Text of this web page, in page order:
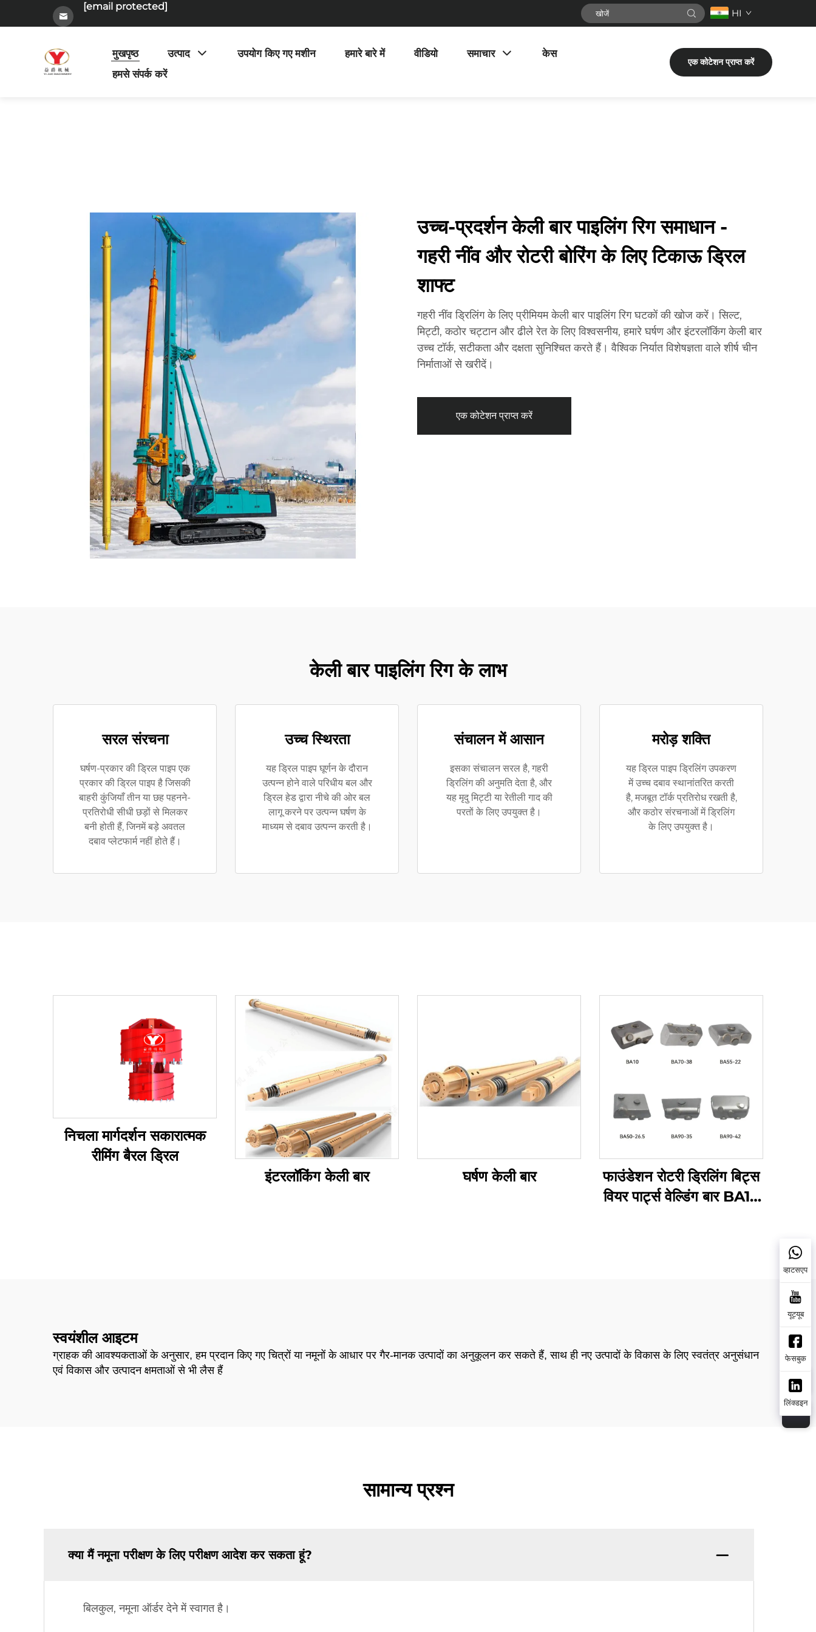
[email protected]
HI
मुखपृष्ठ उत्पाद उपयोग किए गए मशीन हमारे बारे में वीडियो समाचार
केस
हमसे संपर्क करें
एक कोटेशन प्राप्त करें
उच्च-प्रदर्शन केली बार पाइलिंग रिग समाधान -
गहरी नींव और रोटरी बोरिंग के लिए टिकाऊ ड्रिल
शाफ्ट
गहरी नींव ड्रिलिंग के लिए प्रीमियम केली बार पाइलिंग रिग घटकों की खोज करें। सिल्ट,
मिट्टी, कठोर चट्टान और ढीले रेत के लिए विश्वसनीय, हमारे घर्षण और इंटरलॉकिंग केली बार
उच्च टॉर्क, सटीकता और दक्षता सुनिश्चित करते हैं। वैश्विक निर्यात विशेषज्ञता वाले शीर्ष चीन
निर्माताओं से खरीदें।
एक कोटेशन प्राप्त करें
केली बार पाइलिंग रिग के लाभ
सरल संरचना
घर्षण-प्रकार की ड्रिल पाइप एक
प्रकार की ड्रिल पाइप है जिसकी
बाहरी कुंजियाँ तीन या छह पहनने-
प्रतिरोधी सीधी छड़ों से मिलकर
बनी होती हैं, जिनमें बड़े अवतल
दबाव प्लेटफार्म नहीं होते हैं।
उच्च स्थिरता
यह ड्रिल पाइप घूर्णन के दौरान
उत्पन्न होने वाले परिधीय बल और
ड्रिल हेड द्वारा नीचे की ओर बल
लागू करने पर उत्पन्न घर्षण के
माध्यम से दबाव उत्पन्न करती है।
संचालन में आसान
इसका संचालन सरल है, गहरी
ड्रिलिंग की अनुमति देता है, और
यह मृदु मिट्टी या रेतीली गाद की
परतों के लिए उपयुक्त है।
मरोड़ शक्ति
यह ड्रिल पाइप ड्रिलिंग उपकरण
में उच्च दबाव स्थानांतरित करती
है, मजबूत टॉर्क प्रतिरोध रखती है,
और कठोर संरचनाओं में ड्रिलिंग
के लिए उपयुक्त है।
निचला मार्गदर्शन सकारात्मक
रीमिंग बैरल ड्रिल
इंटरलॉकिंग केली बार
घर्षण केली बार
फाउंडेशन रोटरी ड्रिलिंग बिट्स
वियर पार्ट्स वेल्डिंग बार BA10
स्वयंशील आइटम
ग्राहक की आवश्यकताओं के अनुसार, हम प्रदान किए गए चित्रों या नमूनों के आधार पर गैर-मानक उत्पादों का अनुकूलन कर सकते हैं, साथ ही नए उत्पादों के विकास के लिए स्वतंत्र अनुसंधान
एवं विकास और उत्पादन क्षमताओं से भी लैस हैं
सामान्य प्रश्न
क्या मैं नमूना परीक्षण के लिए परीक्षण आदेश कर सकता हूं?
बिलकुल, नमूना ऑर्डर देने में स्वागत है।
व्हाटसएप
यूट्यूब
फेसबुक
लिंक्डइन